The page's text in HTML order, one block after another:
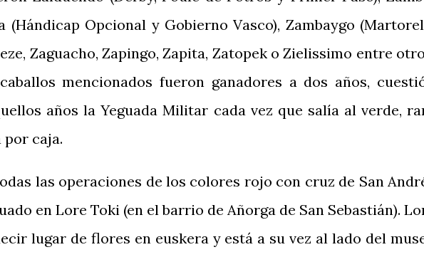
(Hándicap Opcional y Gobierno Vasco), Zambaygo
Zaguacho, Zapingo, Zapita, Zatopek o Zielissimo entre
mencionados fueron ganadores a dos años,
años la Yeguada Militar cada vez que salía al verde,
por caja.
las operaciones de los colores rojo con cruz de San
en Lore Toki (en el barrio de Añorga de San Sebastián).
lugar de flores en euskera y está a su vez al lado del